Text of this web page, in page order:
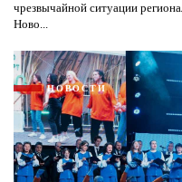
чрезвычайной ситуации
Ново...
НОВОСТИ